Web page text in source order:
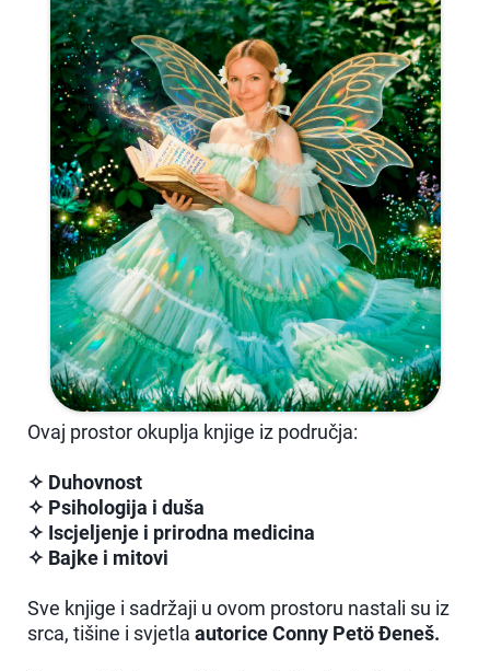
Ovaj prostor okuplja knjige iz područja:
✧ Duhovnost
✧ Psihologija i duša
✧ Iscjeljenje i prirodna medicina
✧ Bajke i mitovi
Sve knjige i sadržaji u ovom prostoru nastali su iz
srca, tišine i svjetla autorice Conny Petö Đeneš.